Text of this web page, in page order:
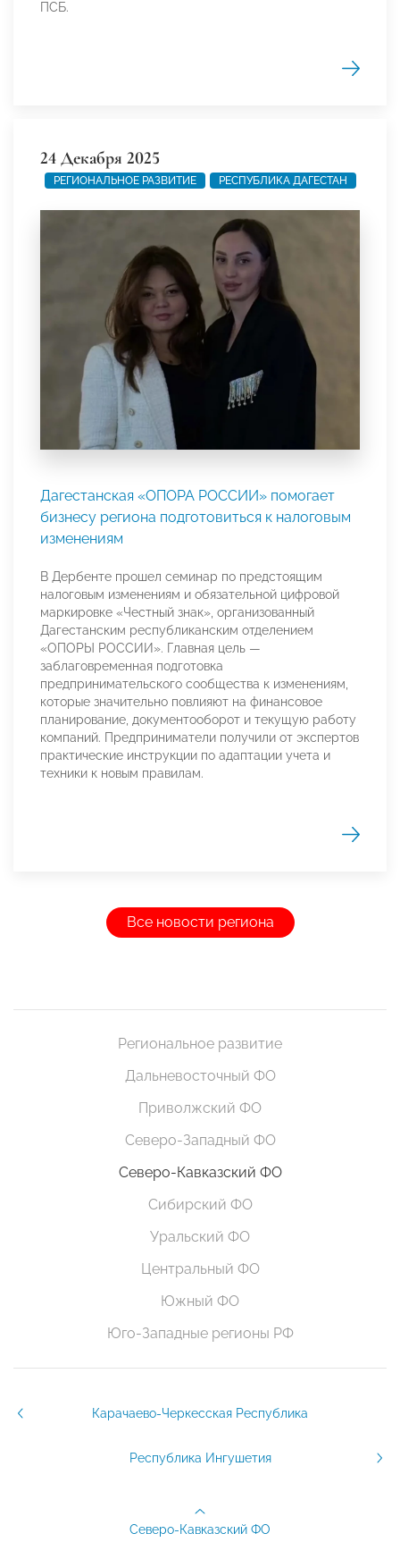
ПСБ.
24 Декабря 2025
РЕГИОНАЛЬНОЕ РАЗВИТИЕ РЕСПУБЛИКА ДАГЕСТАН
Дагестанская «ОПОРА РОССИИ» помогает
бизнесу региона подготовиться к налоговым
изменениям
В Дербенте прошел семинар по предстоящим
налоговым изменениям и обязательной цифровой
маркировке «Честный знак», организованный
Дагестанским республиканским отделением
«ОПОРЫ РОССИИ». Главная цель —
заблаговременная подготовка
предпринимательского сообщества к изменениям,
которые значительно повлияют на финансовое
планирование, документооборот и текущую работу
компаний. Предприниматели получили от экспертов
практические инструкции по адаптации учета и
техники к новым правилам.
Все новости региона
Региональное развитие
Дальневосточный ФО
Приволжский ФО
Северо-Западный ФО
Северо-Кавказский ФО
Сибирский ФО
Уральский ФО
Центральный ФО
Южный ФО
Юго-Западные регионы РФ
Карачаево-Черкесская Республика
Республика Ингушетия
Северо-Кавказский ФО